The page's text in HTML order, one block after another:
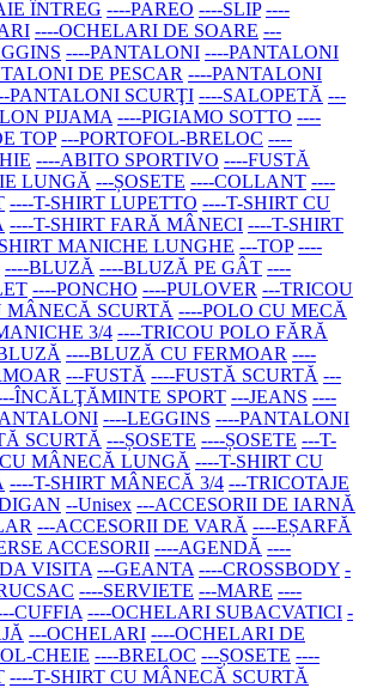
ÎNTREG ----PAREO ----SLIP ----
----OCHELARI DE SOARE ---
----PANTALONI ----PANTALONI
DE PESCAR ----PANTALONI
PANTALONI SCURŢI ----SALOPETĂ ---
PIJAMA ----PIGIAMO SOTTO ----
TOP ---PORTOFOL-BRELOC ----
----ABITO SPORTIVO ----FUSTĂ
LUNGĂ ---ȘOSETE ----COLLANT ----
----T-SHIRT LUPETTO ----T-SHIRT CU
----T-SHIRT FARĂ MÂNECI ----T-SHIRT
MANICHE LUNGHE ---TOP ----
----BLUZĂ ----BLUZĂ PE GÂT ----
----PONCHO ----PULOVER ---TRICOU
MÂNECĂ SCURTĂ ----POLO CU MECĂ
3/4 ----TRICOU POLO FĂRĂ
----BLUZĂ CU FERMOAR ----
---FUSTĂ ----FUSTĂ SCURTĂ ---
ÎNCĂLŢĂMINTE SPORT ---JEANS ----
----LEGGINS ----PANTALONI
SCURTĂ ---ȘOSETE ----ȘOSETE ---T-
MÂNECĂ LUNGĂ ----T-SHIRT CU
----T-SHIRT MÂNECĂ 3/4 ---TRICOTAJE
--Unisex ---ACCESORII DE IARNĂ
---ACCESORII DE VARĂ ----EȘARFĂ
ACCESORII ----AGENDĂ ----
VISITA ---GEANTA ----CROSSBODY -
----SERVIETE ---MARE ----
CUFFIA ----OCHELARI SUBACVATICI -
---OCHELARI ----OCHELARI DE
CHEIE ----BRELOC ---ȘOSETE ----
----T-SHIRT CU MÂNECĂ SCURTĂ